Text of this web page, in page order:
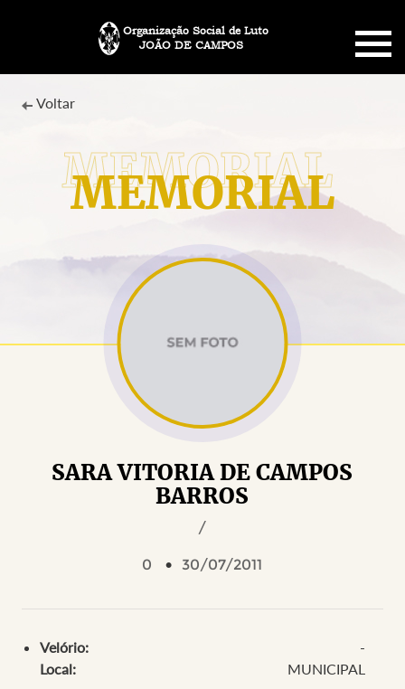
JOÃO DE CAMPOS
Organização Social de Luto
SOBRE NÓS
PLANO FUNERÁRIO
MENSAGENS
MEMORIAL
Voltar
SARA VITORIA DE CAMPOS
BARROS
/
0 30/07/2011
Velório:
-
Local:
MUNICIPAL